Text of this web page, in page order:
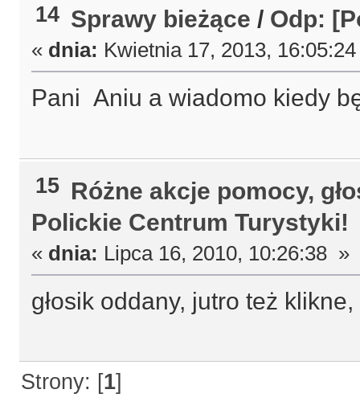
14 Sprawy bieżące / Odp:
« dnia: Kwietnia 17, 2013,
Pani Aniu a wiadomo kiedy
15 Różne akcje pomocy,
Polickie Centrum Turystyki!
« dnia: Lipca 16, 2010, 10:26:38 »
głosik oddany, jutro też
Strony: [1]